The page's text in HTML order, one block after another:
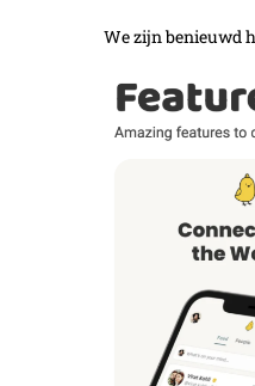
We zijn benieuwd